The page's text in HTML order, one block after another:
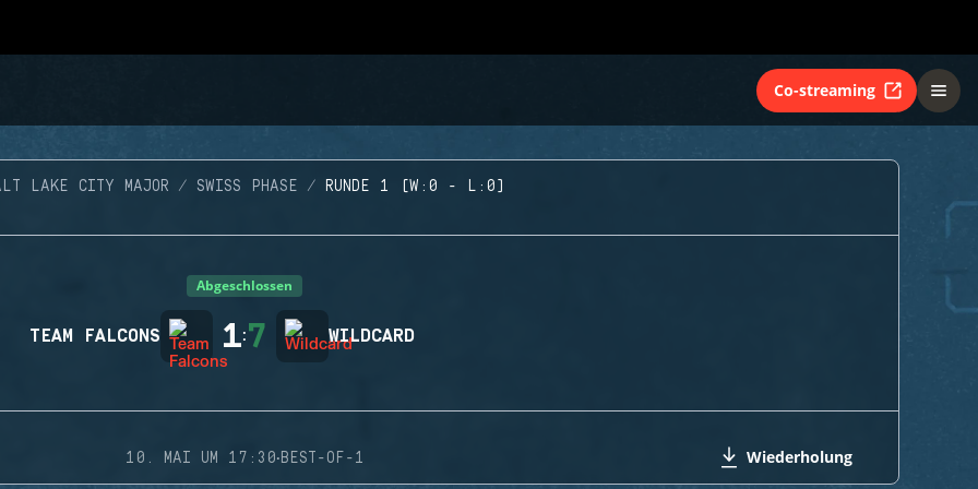
Co-streaming
LAKE CITY MAJOR SWISS PHASE RUNDE 1 (W:0 - L:0)
Abgeschlossen
TEAM FALCONS 1:7 WILDCARD
10. MAI UM 17:30·BEST-OF-1 Wiederholung